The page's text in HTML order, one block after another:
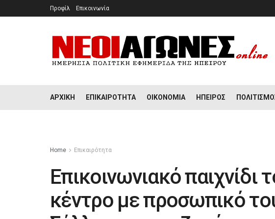
Προφίλ Επικοινωνία
ΑΡΧΙΚΉ ΕΠΙΚΑΙΡΌΤΗΤΑ ΟΙΚΟΝΟΜΊΑ ΉΠΕΙΡΟΣ
Home Επικαιρότητα
Επικοινωνιακό παιχνίδι
κέντρο με προσωπικό